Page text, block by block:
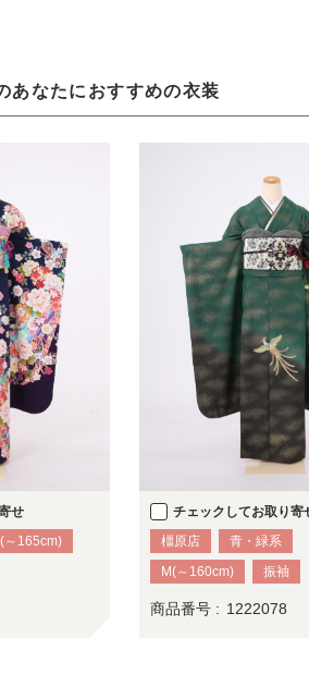
あなたにおすすめの衣装
せ
～165cm)
チェックしてお取り寄
橿原店
青・緑系
M(～160cm)
振袖
商品番号 : 1222078